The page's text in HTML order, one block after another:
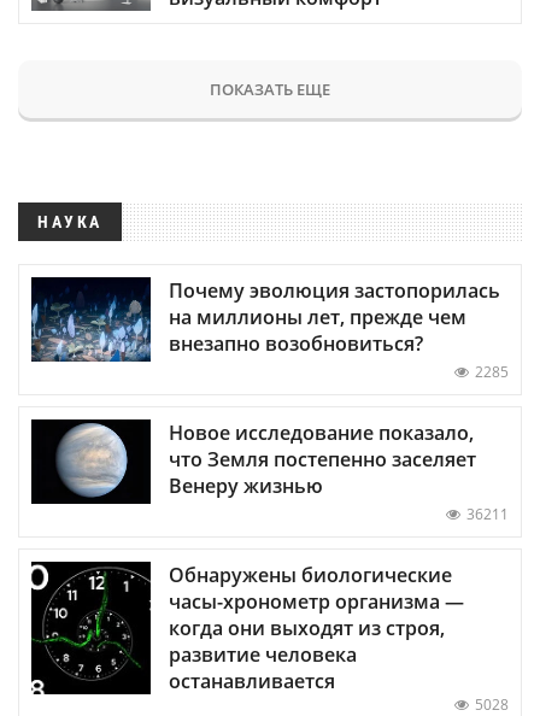
ПОКАЗАТЬ ЕЩЕ
НАУКА
Почему эволюция застопорилась
на миллионы лет, прежде чем
внезапно возобновиться?
2285
Новое исследование показало,
что Земля постепенно заселяет
Венеру жизнью
36211
Обнаружены биологические
часы-хронометр организма —
когда они выходят из строя,
развитие человека
останавливается
5028